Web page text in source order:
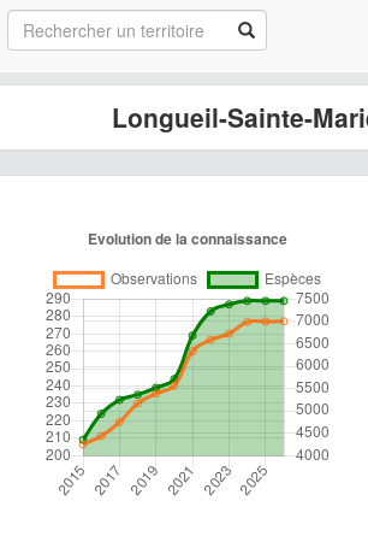
Longueil-Sainte-